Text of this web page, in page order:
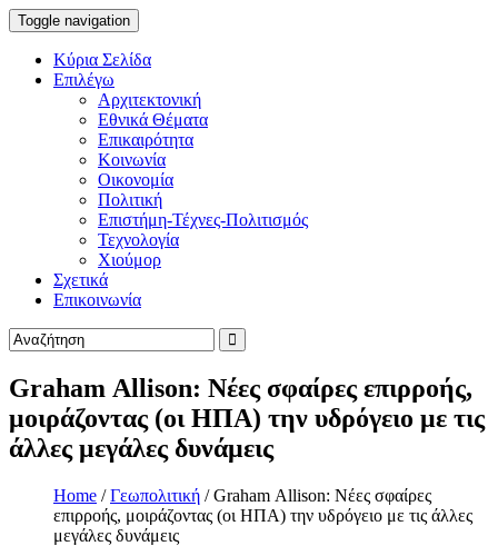
Toggle navigation
Κύρια Σελίδα
Επιλέγω
Αρχιτεκτονική
Εθνικά Θέματα
Επικαιρότητα
Κοινωνία
Οικονομία
Πολιτική
Επιστήμη-Τέχνες-Πολιτισμός
Τεχνολογία
Χιούμορ
Σχετικά
Επικοινωνία
Graham Allison: Νέες σφαίρες επιρροής,
μοιράζοντας (οι ΗΠΑ) την υδρόγειο με τις
άλλες μεγάλες δυνάμεις
Home / Γεωπολιτική / Graham Allison: Νέες σφαίρες
επιρροής, μοιράζοντας (οι ΗΠΑ) την υδρόγειο με τις άλλες
μεγάλες δυνάμεις